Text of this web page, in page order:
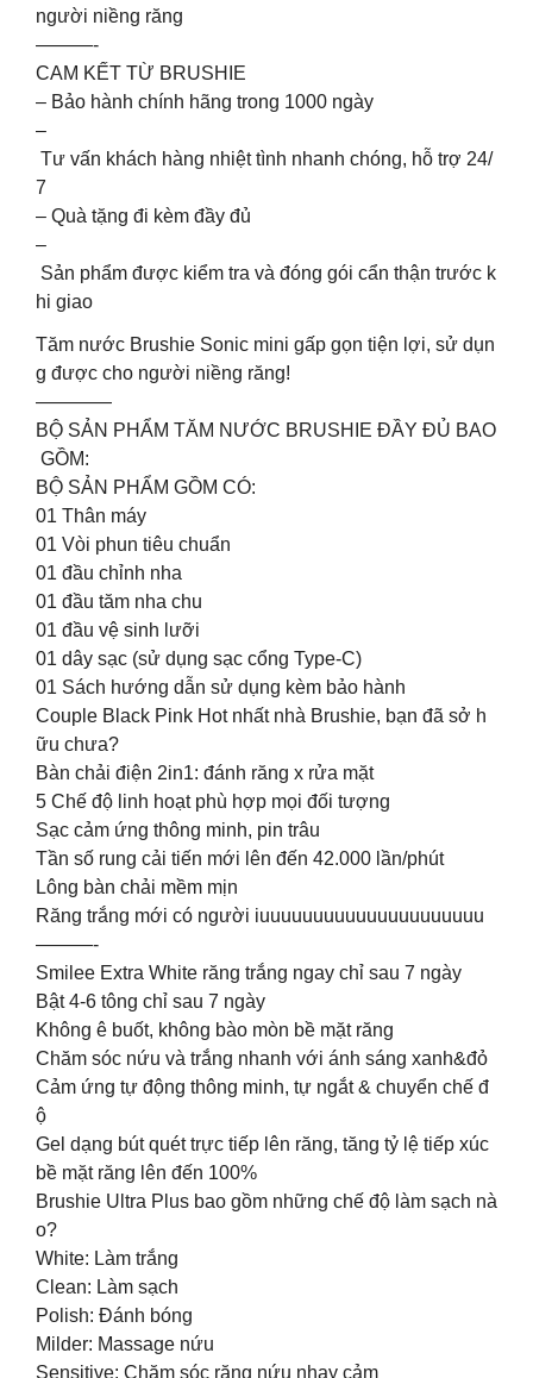
người niềng răng
———-
CAM KẾT TỪ BRUSHIE
– Bảo hành chính hãng trong 1000 ngày
–
Tư vấn khách hàng nhiệt tình nhanh chóng, hỗ trợ 24/
7
– Quà tặng đi kèm đầy đủ
–
Sản phẩm được kiểm tra và đóng gói cẩn thận trước k
hi giao
Tăm nước Brushie Sonic mini gấp gọn tiện lợi, sử dụn
g được cho người niềng răng!
————
BỘ SẢN PHẨM TĂM NƯỚC BRUSHIE ĐẦY ĐỦ BAO
GỒM:
BỘ SẢN PHẨM GỒM CÓ:
01 Thân máy
01 Vòi phun tiêu chuẩn
01 đầu chỉnh nha
01 đầu tăm nha chu
01 đầu vệ sinh lưỡi
01 dây sạc (sử dụng sạc cổng Type-C)
01 Sách hướng dẫn sử dụng kèm bảo hành
Couple Black Pink Hot nhất nhà Brushie, bạn đã sở h
ữu chưa?
️Bàn chải điện 2in1: đánh răng x rửa mặt
️5 Chế độ linh hoạt phù hợp mọi đối tượng
️Sạc cảm ứng thông minh, pin trâu
️Tần số rung cải tiến mới lên đến 42.000 lần/phút
️Lông bàn chải mềm mịn
Răng trắng mới có người iuuuuuuuuuuuuuuuuuuuuu
———-
Smilee Extra White răng trắng ngay chỉ sau 7 ngày
Bật 4-6 tông chỉ sau 7 ngày
Không ê buốt, không bào mòn bề mặt răng
Chăm sóc nứu và trắng nhanh với ánh sáng xanh&đỏ
Cảm ứng tự động thông minh, tự ngắt & chuyển chế đ
ộ
Gel dạng bút quét trực tiếp lên răng, tăng tỷ lệ tiếp xúc
bề mặt răng lên đến 100%
Brushie Ultra Plus bao gồm những chế độ làm sạch nà
o?
White: Làm trắng
Clean: Làm sạch
Polish: Đánh bóng
Milder: Massage nứu
Sensitive: Chăm sóc răng nứu nhạy cảm